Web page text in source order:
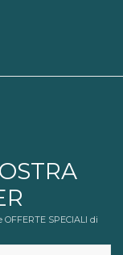
SPECIALI di